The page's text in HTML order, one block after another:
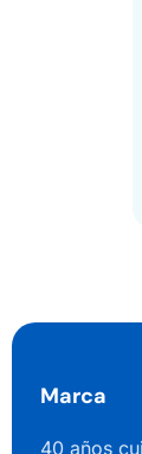
Marca
40 años